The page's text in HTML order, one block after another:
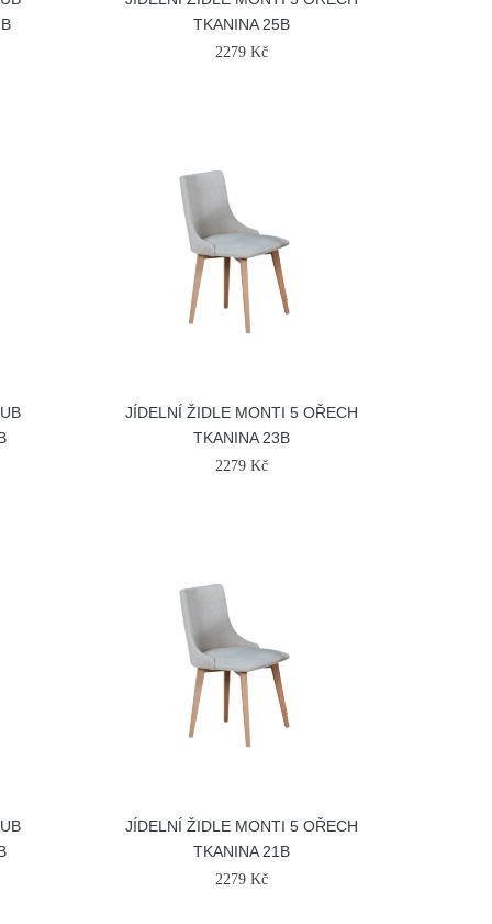
TKANINA 25B
2279 Kč
JÍDELNÍ ŽIDLE MONTI 5 OŘECH
TKANINA 23B
2279 Kč
JÍDELNÍ ŽIDLE MONTI 5 OŘECH
TKANINA 21B
2279 Kč